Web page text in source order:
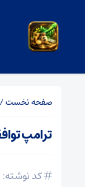
صفحه نخست/
ترامپ
کد نوشته: 117955